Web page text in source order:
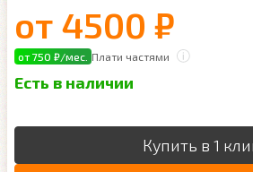
от 4500 ₽
от 750 ₽/мес. Плати частями
Есть в наличии
Купить в 1